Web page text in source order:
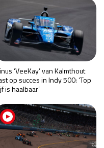
‘VeeKay’ van Kalmthout
op succes in Indy 500: ‘Top
is haalbaar’